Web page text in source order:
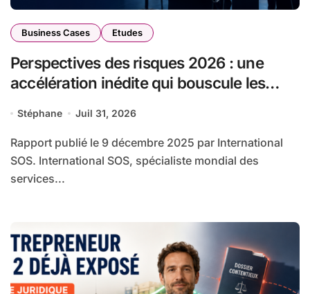
Business Cases Etudes
Perspectives des risques 2026 : une
accélération inédite qui bouscule les
SOS)
Stéphane Juil 31, 2026
Rapport publié le 9 décembre 2025 par International
SOS. International SOS, spécialiste mondial des
services...